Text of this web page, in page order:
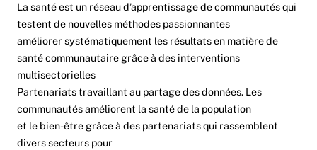
La santé est un réseau d’apprentissage de communautés qui
testent de nouvelles méthodes passionnantes
améliorer systématiquement les résultats en matière de
santé communautaire grâce à des interventions
multisectorielles
Partenariats travaillant au partage des données. Les
communautés améliorent la santé de la population
et le bien-être grâce à des partenariats qui rassemblent
divers secteurs pour